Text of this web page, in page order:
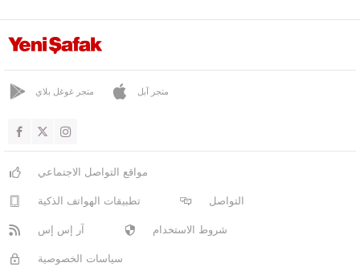
بينارحصار
أسكوب
قوجه ايلي
كوتاهيا
متجر غوغل بلاي متجر آبل
مواقع التواصل الاجتماعي
تطبيقات الهواتف الذكية التواصل
آر إس إس شروط الاستخدام
سياسات الخصوصية